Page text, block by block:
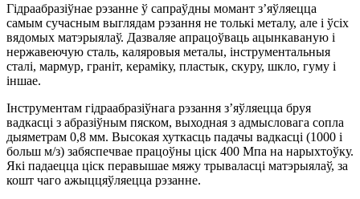
Гідраабразіўнае рэзанне ў сапраўдны момант з’яўляецца
самым сучасным выглядам рэзання не толькі металу, але і ўсіх
вядомых матэрыялаў. Дазваляе апрацоўваць ацынкаваную і
нержавеючую сталь, каляровыя металы, інструментальныя
сталі, мармур, граніт, кераміку, пластык, скуру, шкло, гуму і
іншае.
Інструментам гідраабразіўнага рэзання з’яўляецца бруя
вадкасці з абразіўным пяском, выходная з адмысловага сопла
дыяметрам 0,8 мм. Высокая хуткасць падачы вадкасці (1000 і
больш м/з) забяспечвае працоўны ціск 400 Мпа на нарыхтоўку.
Які падаецца ціск перавышае мяжу трываласці матэрыялаў, за
кошт чаго ажыццяўляецца рэзанне.